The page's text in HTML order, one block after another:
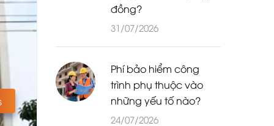
đồng?
31/07/2026
Phí bảo hiểm công
trình phụ thuộc vào
những yếu tố nào?
24/07/2026